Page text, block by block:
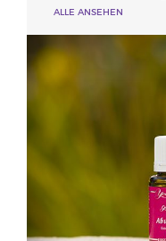
ALLE ANSEHEN